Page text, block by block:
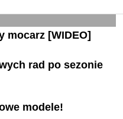
mocarz [WIDEO]
rad po sezonie
modele!